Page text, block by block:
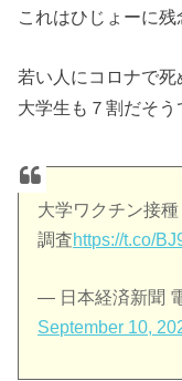
これはひじょーに残
若い人にコロナで死
大学生も７割だそう
大学ワクチン接
調査https://t.co/
— 日本経済新聞
September 10,